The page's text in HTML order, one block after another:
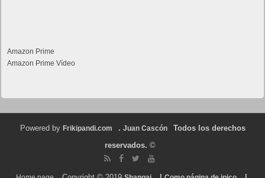
Amazon Prime
Amazon Prime Vídeo
Powered by Frikipandi.com . Juan Cascón
Todos los derechos
reservados. ©